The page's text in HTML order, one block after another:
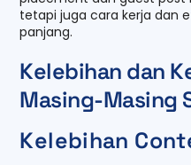
tetapi juga cara kerja dan
panjang.
Kelebihan dan
Masing-Masing
Kelebihan